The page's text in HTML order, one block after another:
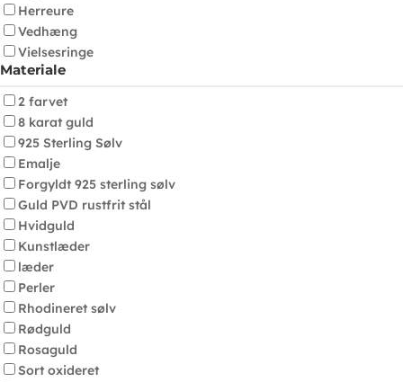
Herreure
Vedhæng
Vielsesringe
Materiale
2 farvet
8 karat guld
925 Sterling Sølv
Emalje
Forgyldt 925 sterling sølv
Guld PVD rustfrit stål
Hvidguld
Kunstlæder
læder
Perler
Rhodineret sølv
Rødguld
Rosaguld
Sort oxideret